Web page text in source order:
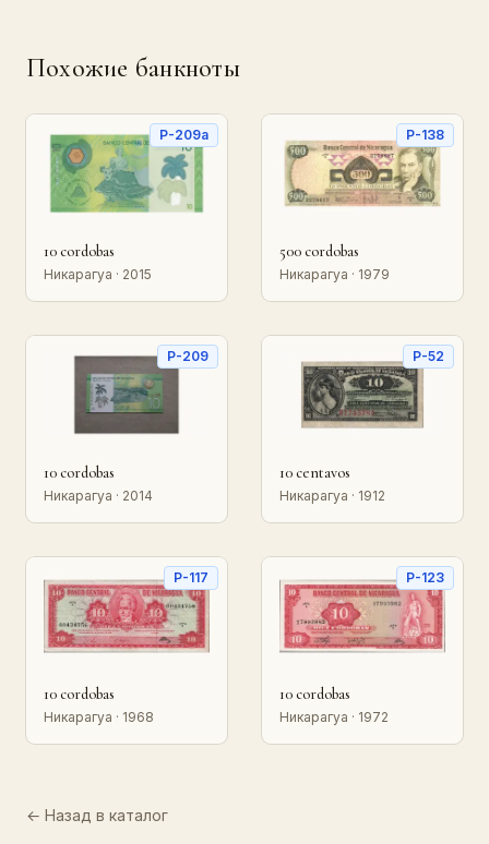
Похожие банкноты
P-209a
10 cordobas
Никарагуа · 2015
P-138
500 cordobas
Никарагуа · 1979
P-209
10 cordobas
Никарагуа · 2014
P-52
10 centavos
Никарагуа · 1912
P-117
10 cordobas
Никарагуа · 1968
P-123
10 cordobas
Никарагуа · 1972
← Назад в каталог